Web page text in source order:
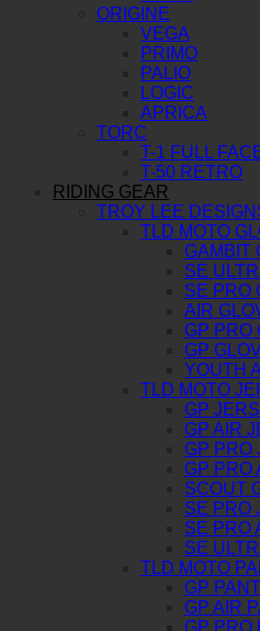
ORIGINE
VEGA
PRIMO
PALIO
LOGIC
APRICA
TORC
T-1 FULL
T-50 RETRO
RIDING GEAR
TROY LEE
TLD MOTO
GAMBIT
SE
SE PRO
AIR
GP PRO
GP
YOUTH
TLD MOTO
GP
GP AIR
GP PRO
GP PRO
SCOUT
SE PRO
SE PRO
SE
TLD MOTO
GP
GP AIR
GP PRO